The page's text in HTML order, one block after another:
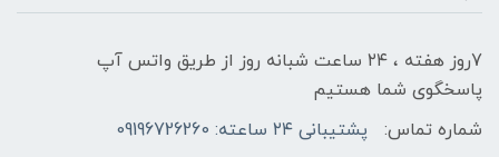
7روز هفته ، ۲۴ ساعت شبانه‌ روز از طریق واتس آپ
پاسخگوی شما هستیم
شماره تماس:
پشتیبانی ۲۴ ساعته: 09196726260